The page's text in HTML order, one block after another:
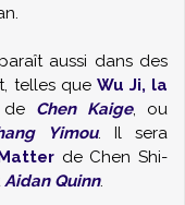
aussi dans des
telles que Wu Ji, la
Chen Kaige, ou
Yimou. Il sera
de Chen Shi-
Aidan Quinn.